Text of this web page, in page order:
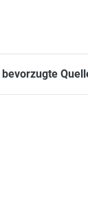
bevorzugte